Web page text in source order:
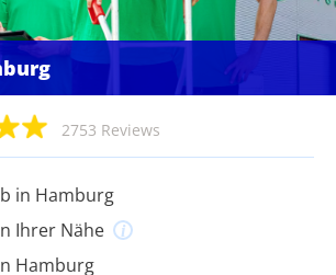
2753 Reviews
in Hamburg
Ihrer Nähe
Hamburg